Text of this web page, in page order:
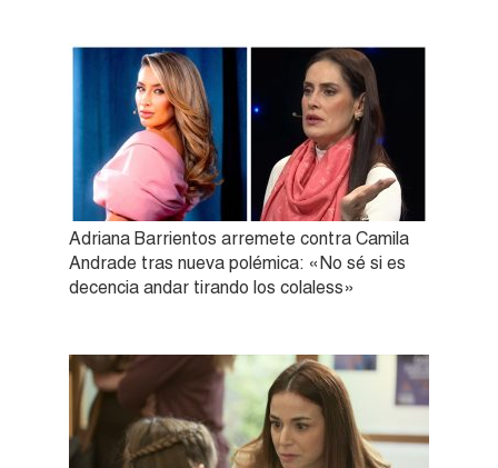
Adriana Barrientos arremete contra Camila
Andrade tras nueva polémica: «No sé si es
decencia andar tirando los colaless»